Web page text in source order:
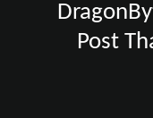
Post